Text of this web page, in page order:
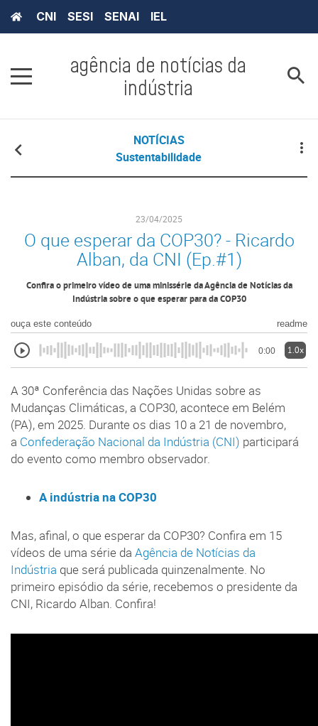
CNI SESI SENAI IEL
agência de notícias da
indústria
NOTÍCIAS
Sustentabilidade
23/04/2025
O que esperar da COP30? - Ricardo
Alban, da CNI (Ep.#1)
Confira o primeiro vídeo de uma minissérie da Agência de Notícias da
Indústria sobre o que esperar para da COP30
ouça este conteúdo readme
0:00 1.0x
A 30ª Conferência das Nações Unidas sobre as
Mudanças Climáticas, a COP30, acontece em Belém
(PA), em 2025. Durante os dias 10 a 21 de novembro,
a Confederação Nacional da Indústria (CNI) participará
do evento como membro observador.
A indústria na COP30
Mas, afinal, o que esperar da COP30? Confira em 15
vídeos de uma série da Agência de Notícias da
Indústria que será publicada quinzenalmente. No
primeiro episódio da série, recebemos o presidente da
CNI, Ricardo Alban. Confira!